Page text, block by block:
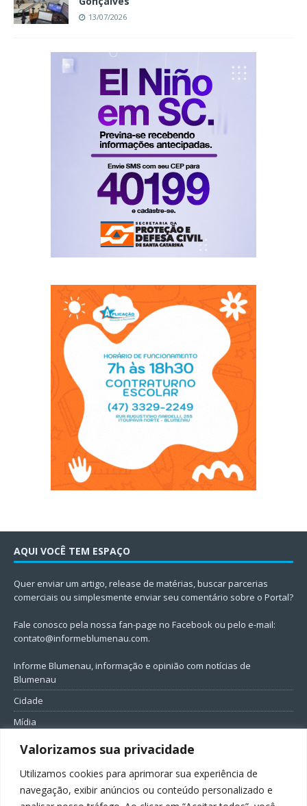
Valorizamos sua privacidade
Utilizamos cookies para aprimorar sua experiência de
navegação, exibir anúncios ou conteúdo personalizado e
13/07/2026
AQUI VOCÊ TEM ESPAÇO
Quer enviar um artigo, release de matérias, buscar parcerias
comerciais ou simplesmente enviar seu comentário sobre o Portal?
Fale conosco pela nossa fan-page no Facebook ou pelo e-mail:
contato@informeblumenau.com.
Informe Blumenau, informação e opinião com notícias de
Blumenau
Cidade
Mídia
Entretenimento
Política